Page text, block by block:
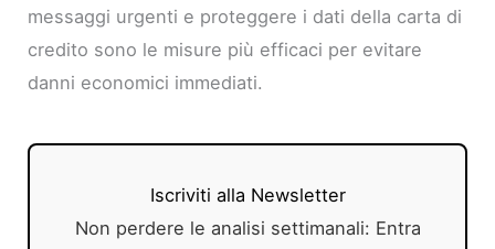
messaggi urgenti e proteggere i dati della carta di
credito sono le misure più efficaci per evitare
danni economici immediati.
Iscriviti alla Newsletter
Non perdere le analisi settimanali: Entra